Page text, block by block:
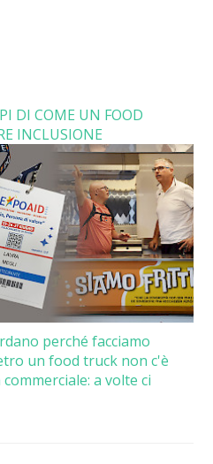
DI COME UN FOOD
INCLUSIONE
perché facciamo
un food truck non c'è
a volte ci